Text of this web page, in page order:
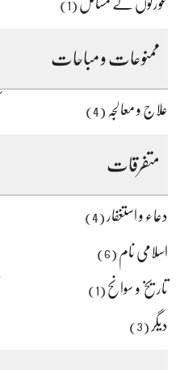
عورتوں کے مسائل (1)
ممنوعات و مباحات
علاج و معالجہ (4)
متفرقات
دعاء و استغفار (4)
اسلامی نام (6)
تاریخ و سوانح (1)
دیگر (3)